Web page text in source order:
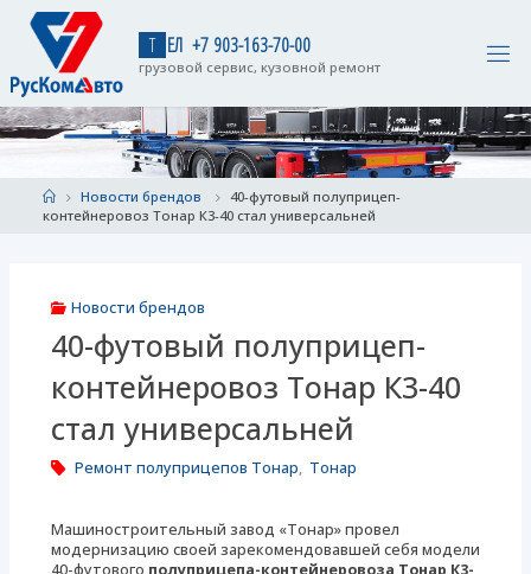
content
Т ЕЛ +7 903-163-70-00
грузовой сервис, кузовной ремонт
HomeНовости брендов
40-футовый полуприцеп-
контейнеровоз Тонар К3-40 стал универсальней
Новости брендов
40-футовый полуприцеп-
контейнеровоз Тонар К3-40
стал универсальней
Ремонт полуприцепов Тонар, Тонар
Машиностроительный завод «Тонар» провел
модернизацию своей зарекомендовавшей себя модели